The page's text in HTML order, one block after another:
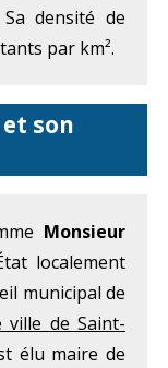
densité de
par km².
son
Monsieur
localement
municipal de
de Saint-
élu maire de